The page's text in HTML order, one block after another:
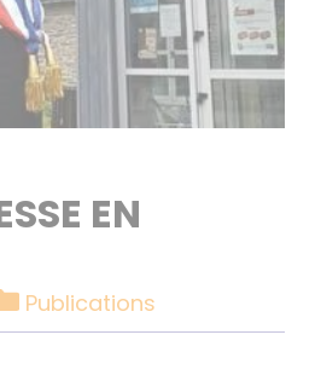
EN
Catégories
Publications